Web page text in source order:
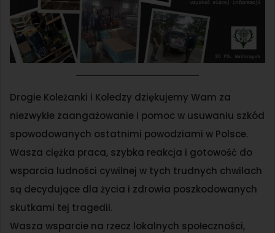
Drogie Koleżanki i Koledzy dziękujemy Wam za
niezwykłe zaangażowanie i pomoc w usuwaniu szkód
spowodowanych ostatnimi powodziami w Polsce.
Wasza ciężka praca, szybka reakcja i gotowość do
wsparcia ludności cywilnej w tych trudnych chwilach
są decydujące dla życia i zdrowia poszkodowanych
skutkami tej tragedii.
Wasza wsparcie na rzecz lokalnych społeczności,